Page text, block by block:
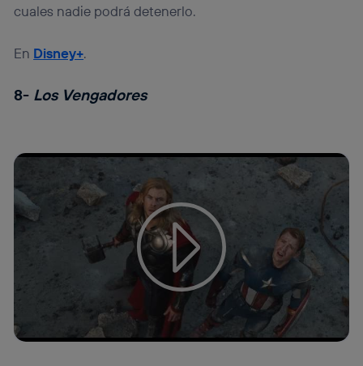
cuales nadie podrá detenerlo.
En Disney+.
8- Los Vengadores
Tu configuración de cookies no permite la visualización de
este contenido
Configurar cookies